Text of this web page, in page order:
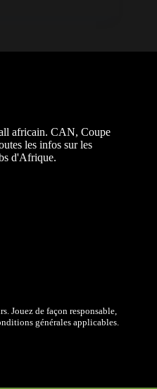
africain. CAN, Coupe
les infos sur les
d'Afrique.
Jouez de façon responsable,
générales applicables.